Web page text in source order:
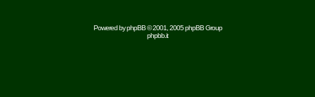
Powered byphpBB© 2001, 2005 phpBB Group
phpbb.it